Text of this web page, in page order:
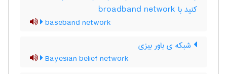
کنید با ‎ broadband network
baseband network
شبکه ی باور بیزی
Bayesian belief network